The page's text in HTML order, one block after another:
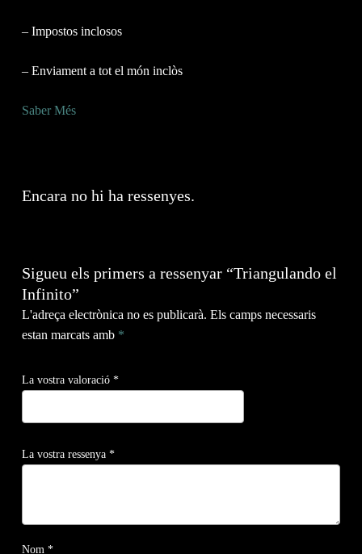
– Impostos inclosos
– Enviament a tot el món inclòs
Saber Més
Encara no hi ha ressenyes.
Sigueu els primers a ressenyar “Triangulando el
Infinito”
L'adreça electrònica no es publicarà. Els camps necessaris
estan marcats amb *
La vostra valoració *
La vostra ressenya *
Nom *